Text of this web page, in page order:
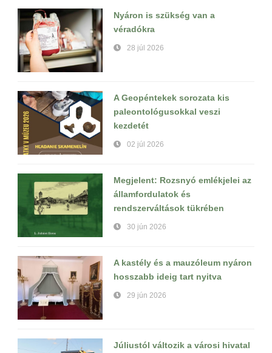
Nyáron is szükség van a
véradókra
28 júl 2026
A Geopéntekek sorozata kis
paleontológusokkal veszi
kezdetét
02 júl 2026
Megjelent: Rozsnyó emlékjelei az
államfordulatok és
rendszerváltások tükrében
30 jún 2026
A kastély és a mauzóleum nyáron
hosszabb ideig tart nyitva
29 jún 2026
Júliustól változik a városi hivatal